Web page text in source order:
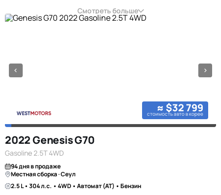
Смотреть больше
≈ $32 799
стоимость авто в корее
2022 Genesis G70
Gasoline 2.5T 4WD
94 дня в продаже
Местная сборка · Сеул
2.5 L • 304 л.с. • 4WD • Автомат (AT) • Бензин